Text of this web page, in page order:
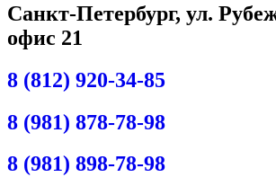
Санкт-Петербург, ул.
офис 21
8 (812) 920-34-85
8 (981) 878-78-98
8 (981) 898-78-98